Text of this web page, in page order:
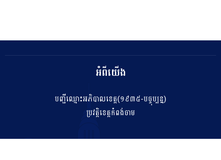
អំពីយើង
បញ្ជីឈ្មោះអភិបាលខេត្ត(១៩៣៥-បច្ចុប្បន្ន)
ប្រវត្តិខេត្តកំពង់ចាម